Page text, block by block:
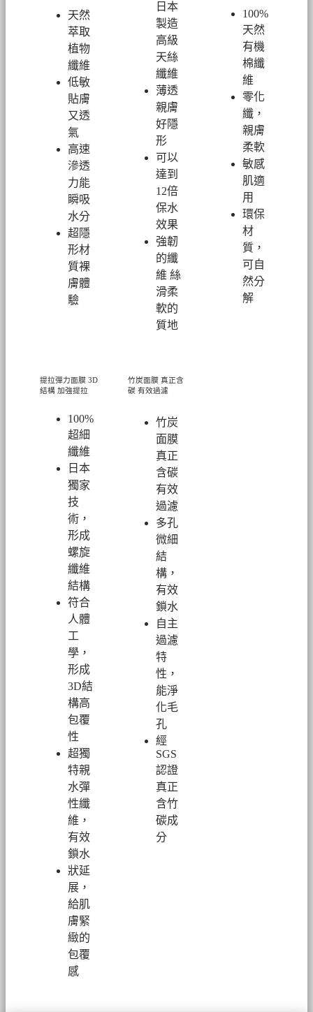
天然
萃取
植物
纖維
低敏
貼膚
又透
氣
高速
滲透
力能
瞬吸
水分
超隱
形材
質裸
膚體
驗
日本
製造
高級
天絲
纖維
薄透
親膚
好隱
形
可以
達到
12倍
保水
效果
強韌
的纖
維 絲
滑柔
軟的
質地
100%
天然
有機
棉纖
維
零化
纖，
親膚
柔軟
敏感
肌適
用
環保
材
質，
可自
然分
解
提拉彈力面膜 3D
結構 加強提拉
100%
超細
纖維
日本
獨家
技
術，
形成
螺旋
纖維
結構
符合
人體
工
學，
形成
3D結
構高
包覆
性
超獨
特親
水彈
性纖
維，
有效
鎖水
狀延
展，
給肌
膚緊
緻的
包覆
感
竹炭面膜 真正含
碳 有效過濾
竹炭
面膜
真正
含碳
有效
過濾
多孔
微細
結
構，
有效
鎖水
自主
過濾
特
性，
能淨
化毛
孔
經
SGS
認證
真正
含竹
碳成
分